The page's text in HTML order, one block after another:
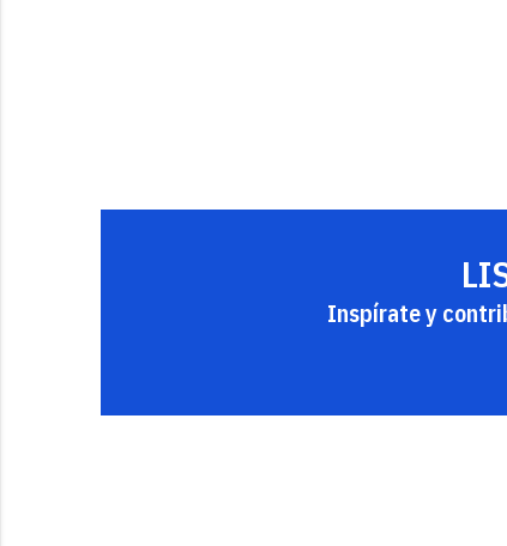
Inspírate y